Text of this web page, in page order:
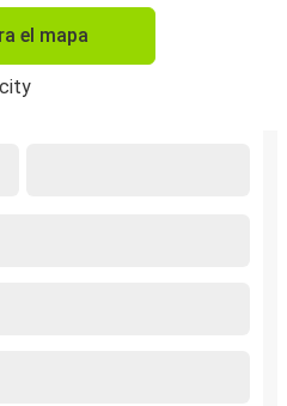
el mapa